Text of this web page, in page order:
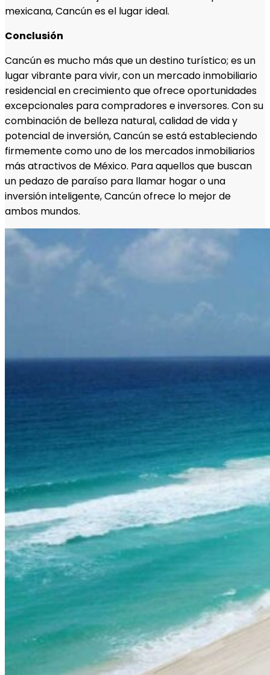
mexicana, Cancún es el lugar ideal.
Conclusión
Cancún es mucho más que un destino turístico; es un
lugar vibrante para vivir, con un mercado inmobiliario
residencial en crecimiento que ofrece oportunidades
excepcionales para compradores e inversores. Con su
combinación de belleza natural, calidad de vida y
potencial de inversión, Cancún se está estableciendo
firmemente como uno de los mercados inmobiliarios
más atractivos de México. Para aquellos que buscan
un pedazo de paraíso para llamar hogar o una
inversión inteligente, Cancún ofrece lo mejor de
ambos mundos.